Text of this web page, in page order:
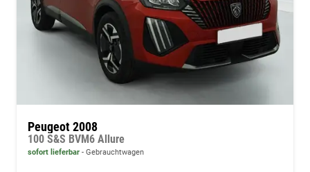
Peugeot 2008
100 S&S BVM6 Allure
sofort lieferbar Gebrauchtwagen